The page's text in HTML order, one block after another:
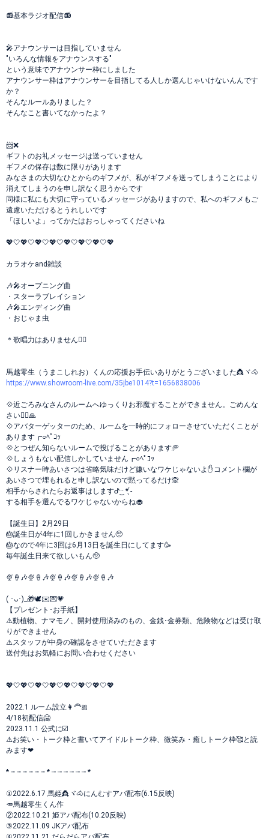
📻基本ラジオ配信📻
🎤アナウンサーは目指していません
"いろんな情報をアナウンスする"
という意味でアナウンサー枠にしました
アナウンサー枠はアナウンサーを目指してる人しか選んじゃいけないんんです
か？
そんなルールありました？
そんなこと書いてなかったよ？
📨❌
ギフトのお礼メッセージは送っていません
ギフメの保存は数に限りがあります
みなさまの大切なひとからのギフメが、私がギフメを送ってしまうことにより
消えてしまうのを申し訳なく思うからです
同様に私にも大切に守っているメッセージがありますので、私へのギフメもご
遠慮いただけるとうれしいです
「ほしいよ」ってかたはおっしゃってくださいね
💖🤍💖🤍💖🤍💖🤍💖🤍💖🤍💖🤍💖
カラオケand雑談
🎶🎤オープニング曲
・スターラブレイション
🎶🎤エンディング曲
・おじゃま虫
＊歌唱力はありません🤦‍♀️
馬越零生（うまこしれお）くんの応援お手伝いありがとうございました👸ヾ🐴
https://www.showroom-live.com/35jbe1014?t=1656838006
💠近ごろみなさんのルームへゆっくりお邪魔することができません。ごめんな
さい🙇‍♀️🙏
💠アバターゲッターのため、ルームを一時的にフォローさせていただくことが
あります┏○ﾍﾟｺｯ
💠とつぜん知らないルームで投げることがあります🥏
💠しょうもない配信しかしていません┏○ﾍﾟｺｯ
💠リスナー時あいさつは省略気味だけど嫌いなワケじゃないよ✋コメント欄が
あいさつで埋もれると申し訳ないので黙ってるだけ🙊
相手からされたらお返事はしますᕷ·͜· ︎︎* ̖́-
する相手を選んでるワケじゃないからね🧁
【誕生日】2月29日
🎂誕生日が4年に1回しかきません🥺
🎂なので4年に3回は6月13日を誕生日にしてます🥳
毎年誕生日来て欲しいもん🥺
🍨‪🍦‬🎶🍨‪🍦‬🎶🍨‪🍦‬🎶🍨‪🍦‬🎶🍨‪🍦‬🎶
( ･ᴗ･)_🎁🕊✉️💌💗
【プレゼント･お手紙】
⚠️動植物、ナマモノ、開封使用済みのもの、金銭･金券類、危険物などは受け取
りができません
⚠️スタッフが中身の確認をさせていただきます
送付先はお気軽にお問い合わせください
💖🤍💖🤍💖🤍💖🤍💖🤍💖🤍💖🤍💖
2022.1 ルーム設立👩‍🦰🎀
4/18初配信🥶
2023.11.1 公式に☑️
⚠️お笑い・トーク枠と書いてアイドルトーク枠、微笑み・癒しトーク枠🥰と読
みます‪❤ ‪
* ┈ ┈ ┈ ┈ ┈ ┈ * ┈ ┈ ┈ ┈ ┈ ┈ *
①2022.6.17 馬姫👸ヾ🐴にんむすアバ配布(6.15反映)
🥕馬越零生くん作
②2022.10.21 姫アバ配布(10.20反映)
③2022.11.09 JKアバ配布